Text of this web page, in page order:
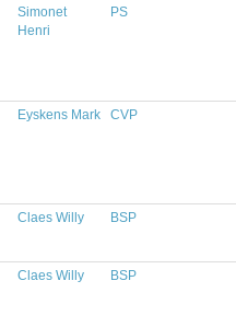
Simonet
Henri
PS
Eyskens Mark CVP
Claes Willy BSP
Claes Willy BSP